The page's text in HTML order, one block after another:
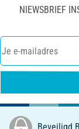
NIEWSBRIEF